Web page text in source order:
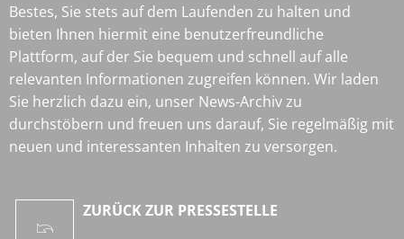
Bestes, Sie stets auf dem Laufenden zu halten und
bieten Ihnen hiermit eine benutzerfreundliche
Plattform, auf der Sie bequem und schnell auf alle
relevanten Informationen zugreifen können. Wir laden
Sie herzlich dazu ein, unser News-Archiv zu
durchstöbern und freuen uns darauf, Sie regelmäßig mit
neuen und interessanten Inhalten zu versorgen.
ZURÜCK ZUR PRESSESTELLE